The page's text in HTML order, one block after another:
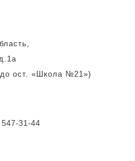
ост. «Школа №21»)
31-44